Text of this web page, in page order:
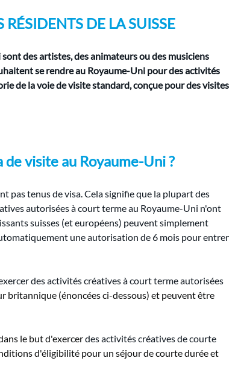
DE LA SUISSE
des artistes, des animateurs ou des musiciens
se rendre au Royaume-Uni pour des activités
de la voie de visite standard, conçue pour des visites
de visite au Royaume-Uni ?
pas tenus de visa. Cela signifie que la plupart des
autorisées à court terme au Royaume-Uni n'ont
suisses (et européens) peuvent simplement
une autorisation de 6 mois pour entrer
des activités créatives à court terme autorisées
(énoncées ci-dessous) et peuvent être
le but d'exercerdes activités créatives de courte
d'éligibilité pour un séjour de courte durée et